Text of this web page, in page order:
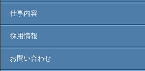
仕事内容
採用情報
お問い合わせ